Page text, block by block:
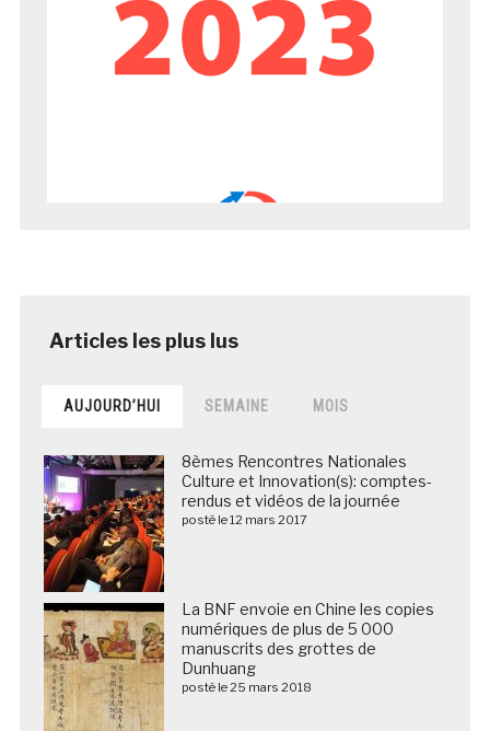
AUJOURD’HUI SEMAINE MOIS
8èmes Rencontres Nationales
Culture et Innovation(s): comptes-
rendus et vidéos de la journée
posté le 12 mars 2017
La BNF envoie en Chine les copies
numériques de plus de 5 000
manuscrits des grottes de
Dunhuang
posté le 25 mars 2018